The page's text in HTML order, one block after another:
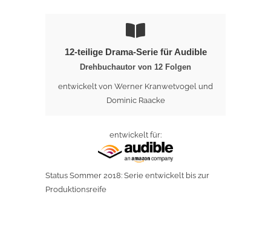
12-teilige Drama-Serie für Audible
Drehbuchautor von 12 Folgen
entwickelt von Werner Kranwetvogel und
Dominic Raacke
entwickelt für:
Status Sommer 2018: Serie entwickelt bis zur
Produktionsreife